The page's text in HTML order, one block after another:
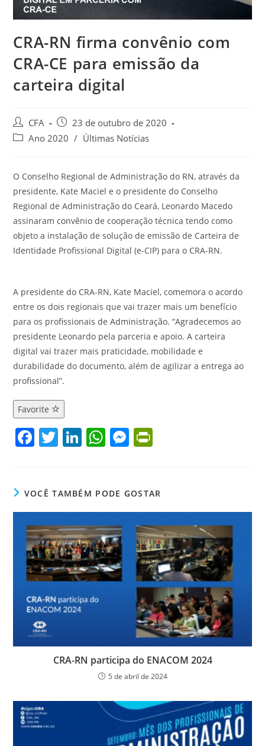
CRA-RN firma convênio com
CRA-CE para emissão da
carteira digital
Autor
do
CFA
Post
publicado:
23 de outubro de 2020
Categoria
Ano 2020 / Últimas Notícias
O Conselho Regional de Administração do RN, através da
presidente, Kate Maciel e o presidente do Conselho
Regional de Administração do Ceará, Leonardo Macedo
assinaram convênio de cooperação técnica tendo como
objeto a instalação de solução de emissão de Carteira de
Identidade Profissional Digital (e-CIP) para o CRA-RN.
A presidente do CRA-RN, Kate Maciel, comemora o acordo
entre os dois regionais que vai trazer mais um benefício
para os profissionais de Administração. “Agradecemos ao
presidente Leonardo pela parceria e apoio. A carteira
digital vai trazer mais praticidade, mobilidade e
durabilidade do documento, além de agilizar a entrega ao
profissional”.
Favorite
F
e
b
o
o
k
T
er
Li
e
dI
n
W
s
A
p
p
M
e
n
g
er
ri
e
n
dl
y
VOCÊ TAMBÉM PODE GOSTAR
CRA-RN participa do ENACOM 2024
5 de abril de 2024